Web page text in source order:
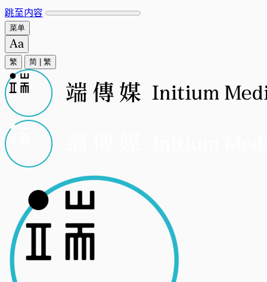
跳至内容
菜单
繁 简 繁